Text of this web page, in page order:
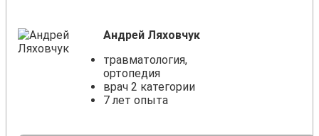
Андрей Ляховчук
травматология,
ортопедия
врач 2 категории
7 лет опыта